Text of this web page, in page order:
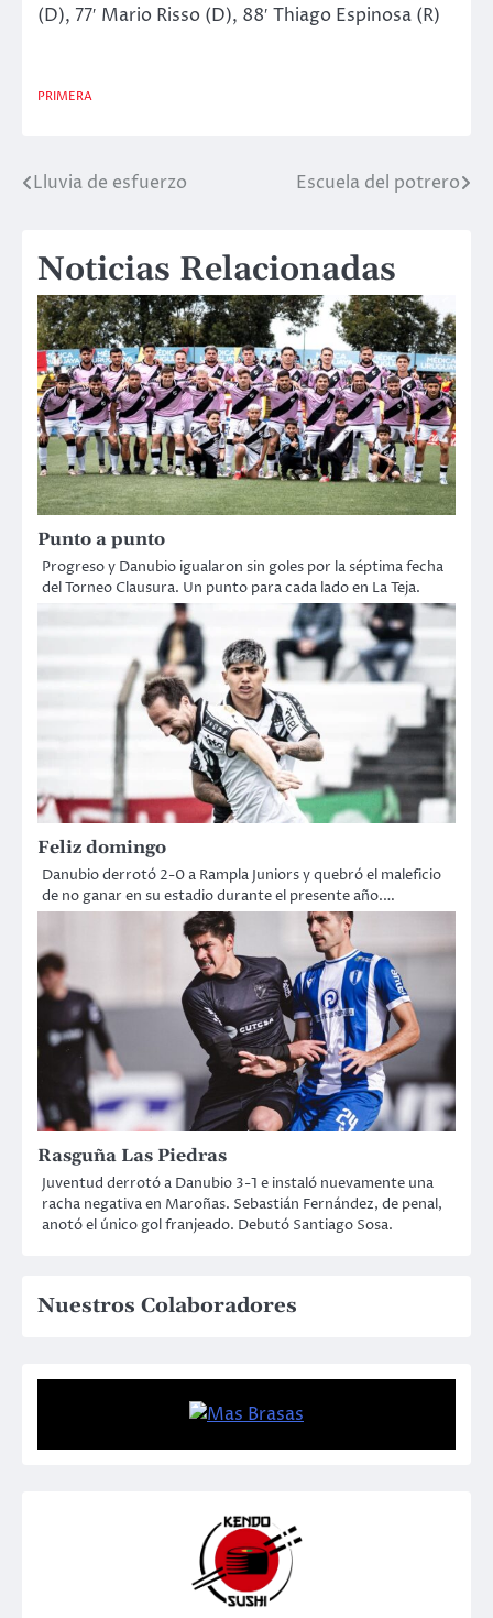
(D), 77′ Mario Risso (D), 88′ Thiago Espinosa (R)
PRIMERA
Navegación
entradas
Lluvia de esfuerzo Escuela del potrero
Noticias Relacionadas
Punto a punto
Progreso y Danubio igualaron sin goles por la séptima fecha
del Torneo Clausura. Un punto para cada lado en La Teja.
Feliz domingo
Danubio derrotó 2-0 a Rampla Juniors y quebró el maleficio
de no ganar en su estadio durante el presente año.…
Rasguña Las Piedras
Juventud derrotó a Danubio 3-1 e instaló nuevamente una
racha negativa en Maroñas. Sebastián Fernández, de penal,
anotó el único gol franjeado. Debutó Santiago Sosa.
Nuestros Colaboradores